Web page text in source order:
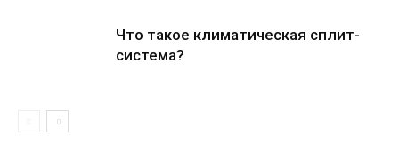
Что такое климатическая сплит-
система?